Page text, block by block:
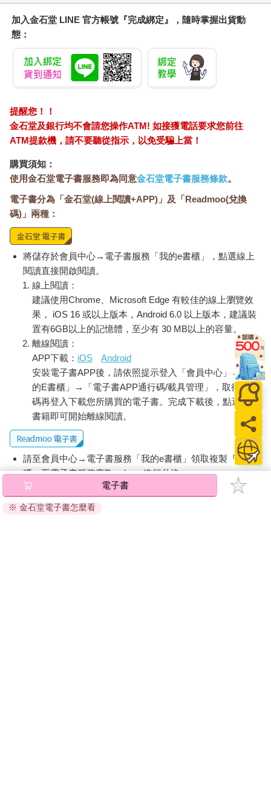
人際是一個人生存和生活的基本盤，沒有這個基本盤，你做什麼
都沒人理解你、幫你，甚至都沒有人願意用你。如果你的基本盤
越來越多，就相當於你有了巨大的流量，你的穀倉越來越滿，你
會被更多人接受、認可和喜歡，因此獲得更多的上升機會。
如果你的人際圈子很小，那麼你只能被動的做選擇；如果你的人
際圈子夠大，你就擁有了更多的主動選擇權。很多人經常說，自
入自己的穀倉中，可選項太少，或者根本沒有東西，你又怎麼可
能擁有選擇的權利？
加入金石堂 LINE 官方帳號『完成綁定』，隨時掌握出貨動
態：
提醒您！！
金石堂及銀行均不會請您操作ATM! 如接獲電話要求您前往
ATM提款機，請不要聽從指示，以免受騙上當！
購買須知：
使用金石堂電子書服務即為同意金石堂電子書服務條款。
電子書分為「金石堂(線上閱讀+APP)」及「Readmoo(兌換
碼)」兩種：
將儲存於會員中心→電子書服務「我的e書櫃」，點選線上
閱讀直接開啟閱讀。
線上閱讀：
建議使用Chrome、Microsoft Edge 有較佳的線上瀏覽效
果， iOS 16 或以上版本，Android 6.0 以上版本，建議裝
置有6GB以上的記憶體，至少有 30 MB以上的容量。
離線閱讀：
APP下載： iOS
Android
安裝電子書APP後，請依照提示登入「會員中心」→「我
的E書櫃」→「電子書APP通行碼/載具管理」，取得通行
碼再登入下載您所購買的電子書。完成下載後，點選任一
書籍即可開始離線閱讀。
請至會員中心→電子書服務「我的e書櫃」領取複製『兌換
碼』至電子書服務商Readmoo進行兌換。
退換貨須知：
因版權保護，您在金石堂所購買的電子書僅能以金石堂專屬
電子書
※ 金石堂電子書怎麼看